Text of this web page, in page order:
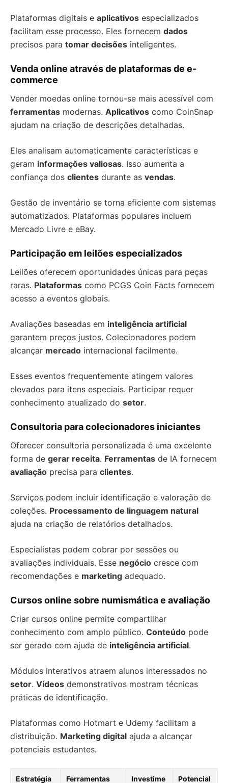
Plataformas digitais e aplicativos especializados
facilitam esse processo. Eles fornecem dados
precisos para tomar decisões inteligentes.
Venda online através de plataformas de e-
commerce
Vender moedas online tornou-se mais acessível com
ferramentas modernas. Aplicativos como CoinSnap
ajudam na criação de descrições detalhadas.
Eles analisam automaticamente características e
geram informações valiosas. Isso aumenta a
confiança dos clientes durante as vendas.
Gestão de inventário se torna eficiente com sistemas
automatizados. Plataformas populares incluem
Mercado Livre e eBay.
Participação em leilões especializados
Leilões oferecem oportunidades únicas para peças
raras. Plataformas como PCGS Coin Facts fornecem
acesso a eventos globais.
Avaliações baseadas em inteligência artificial
garantem preços justos. Colecionadores podem
alcançar mercado internacional facilmente.
Esses eventos frequentemente atingem valores
elevados para itens especiais. Participar requer
conhecimento atualizado do setor.
Consultoria para colecionadores iniciantes
Oferecer consultoria personalizada é uma excelente
forma de gerar receita. Ferramentas de IA fornecem
avaliação precisa para clientes.
Serviços podem incluir identificação e valoração de
coleções. Processamento de linguagem natural
ajuda na criação de relatórios detalhados.
Especialistas podem cobrar por sessões ou
avaliações individuais. Esse negócio cresce com
recomendações e marketing adequado.
Cursos online sobre numismática e avaliação
Criar cursos online permite compartilhar
conhecimento com amplo público. Conteúdo pode
ser gerado com ajuda de inteligência artificial.
Módulos interativos atraem alunos interessados no
setor. Vídeos demonstrativos mostram técnicas
práticas de identificação.
Plataformas como Hotmart e Udemy facilitam a
distribuição. Marketing digital ajuda a alcançar
potenciais estudantes.
Estratégia
Ferramentas
Investime
Potencial